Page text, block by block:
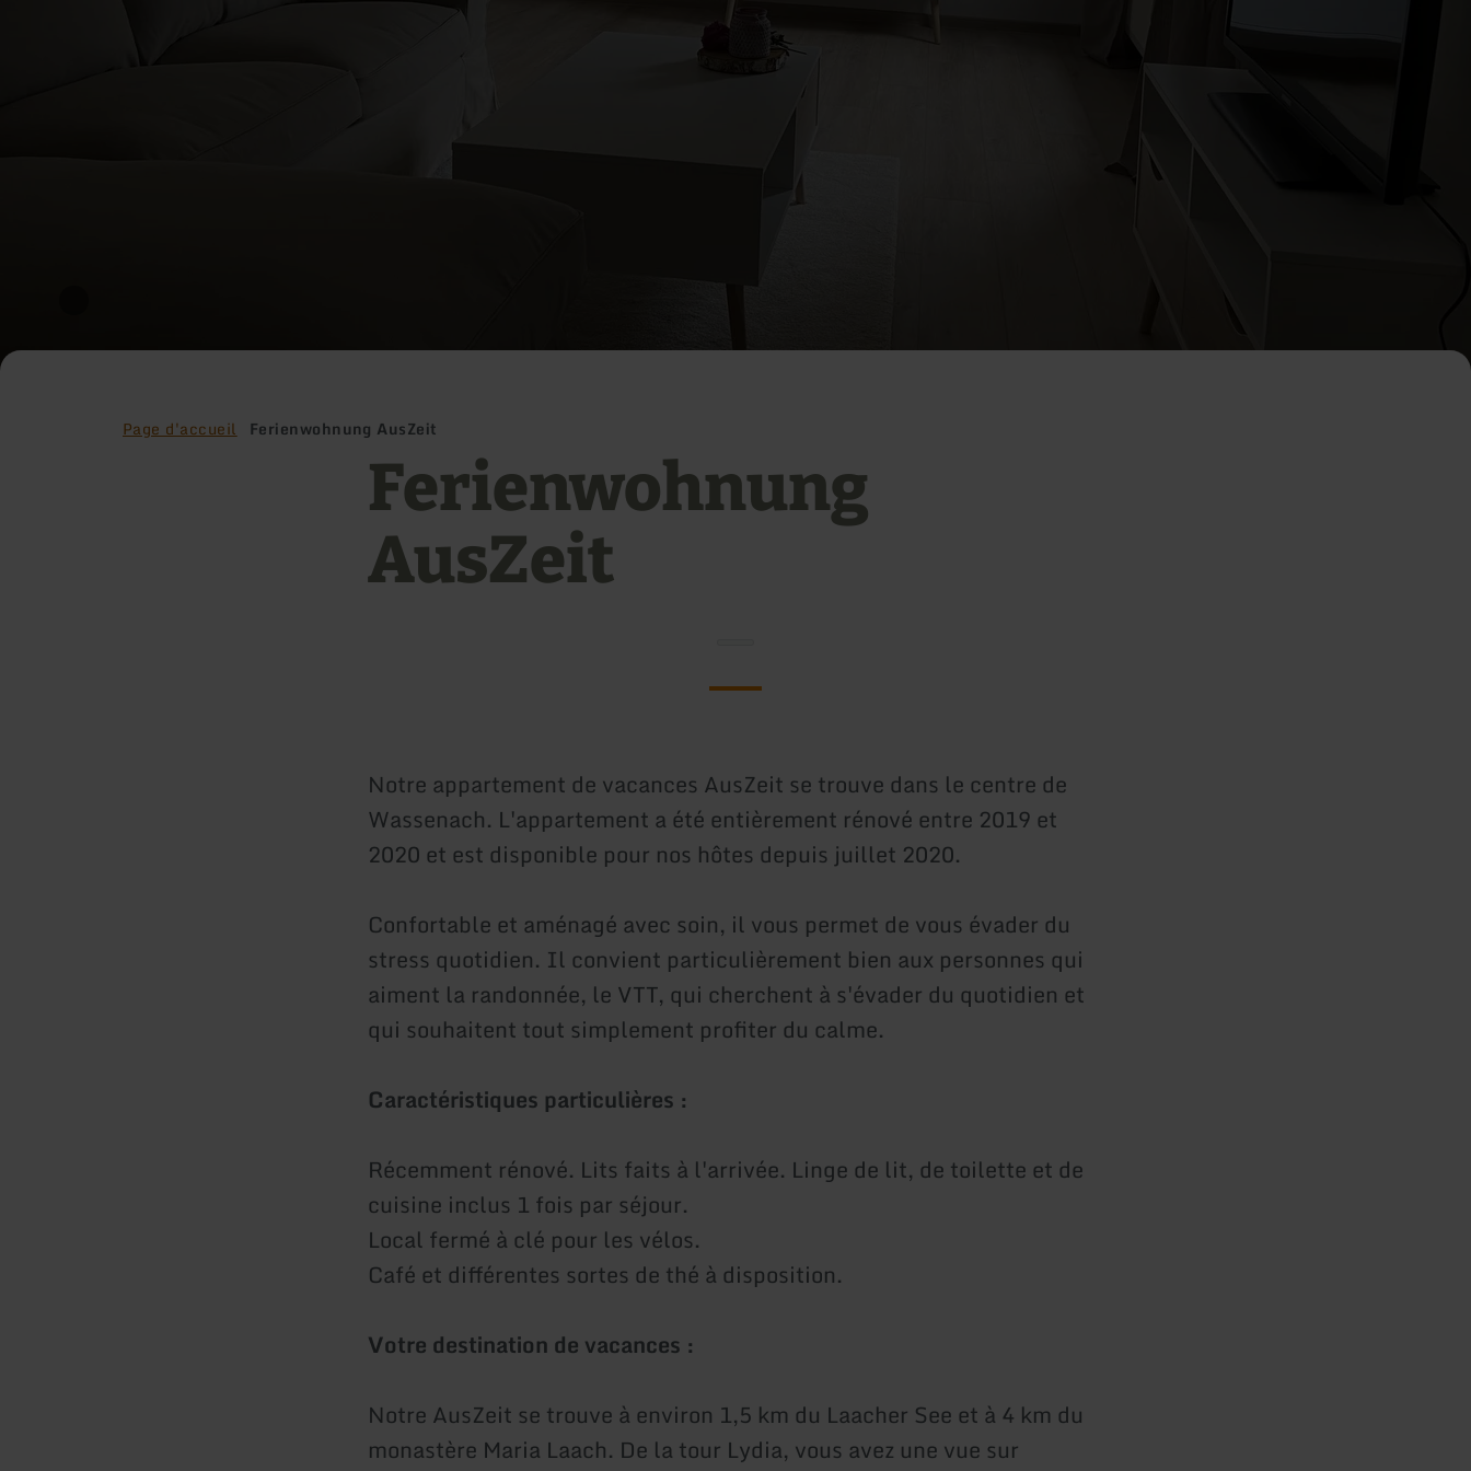
Page d'accueil Ferienwohnung AusZeit
Ferienwohnung
AusZeit
Notre appartement de vacances AusZeit se trouve dans le centre de
Wassenach. L'appartement a été entièrement rénové entre 2019 et
2020 et est disponible pour nos hôtes depuis juillet 2020.
Confortable et aménagé avec soin, il vous permet de vous évader du
stress quotidien. Il convient particulièrement bien aux personnes qui
aiment la randonnée, le VTT, qui cherchent à s'évader du quotidien et
qui souhaitent tout simplement profiter du calme.
Caractéristiques particulières :
Récemment rénové. Lits faits à l'arrivée. Linge de lit, de toilette et de
cuisine inclus 1 fois par séjour.
Local fermé à clé pour les vélos.
Café et différentes sortes de thé à disposition.
Votre destination de vacances :
Notre AusZeit se trouve à environ 1,5 km du Laacher See et à 4 km du
monastère Maria Laach. De la tour Lydia, vous avez une vue sur